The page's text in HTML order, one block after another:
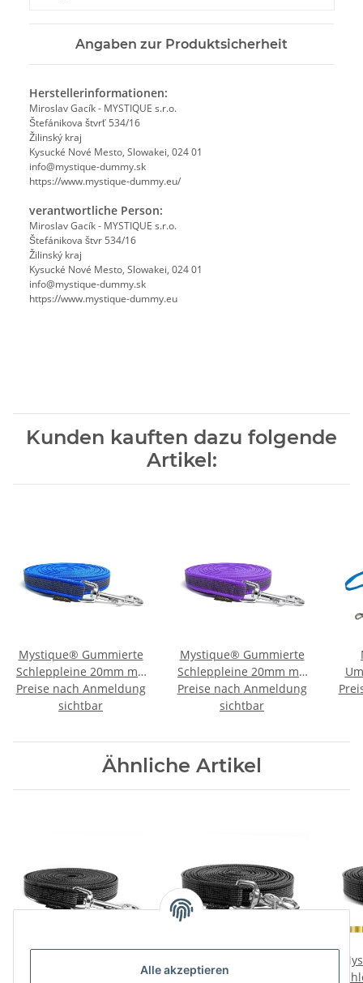
Alle akzeptieren
Angaben zur Produktsicherheit
Herstellerinformationen:
Miroslav Gacík - MYSTIQUE s.r.o.
Štefánikova štvrť 534/16
Žilinský kraj
Kysucké Nové Mesto, Slowakei, 024 01
info@mystique-dummy.sk
https://www.mystique-dummy.eu/
verantwortliche Person:
Miroslav Gacík - MYSTIQUE s.r.o.
Štefánikova štvr 534/16
Žilinský kraj
Kysucké Nové Mesto, Slowakei, 024 01
info@mystique-dummy.sk
https://www.mystique-dummy.eu
Kunden kauften dazu folgende
Artikel:
Mystique® Gummierte
Schleppleine 20mm mit
Handschlaufe Standard
Karabiner blau 5m
Preise nach Anmeldung
sichtbar
Mystique® Gummierte
Schleppleine 20mm mit
Handschlaufe Standard
Karabiner lila 5m
Preise nach Anmeldung
sichtbar
Ähnliche Artikel
Schleppleine 20mm mit